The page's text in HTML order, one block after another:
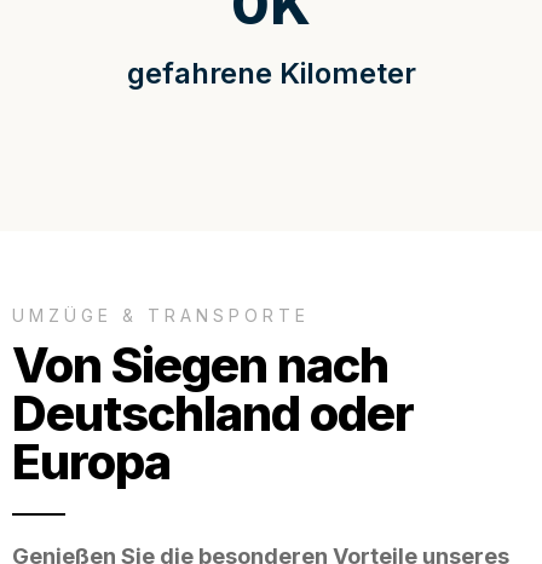
gefahrene Kilometer
UMZÜGE & TRANSPORTE
Von Siegen nach
Deutschland oder
Europa
Genießen Sie die besonderen Vorteile unseres